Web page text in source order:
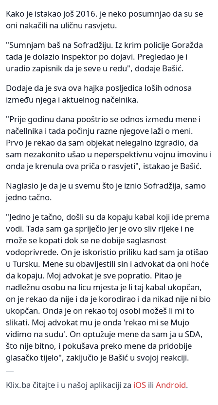
Kako je istakao još 2016. je neko posumnjao da su se
oni nakačili na uličnu rasvjetu.
"Sumnjam baš na Sofradžiju. Iz krim policije Goražda
tada je dolazio inspektor po dojavi. Pregledao je i
uradio zapisnik da je seve u redu", dodaje Bašić.
Dodaje da je sva ova hajka posljedica loših odnosa
između njega i aktuelnog načelnika.
"Prije godinu dana pooštrio se odnos između mene i
načellnika i tada počinju razne njegove laži o meni.
Prvo je rekao da sam objekat nelegalno izgradio, da
sam nezakonito ušao u neperspektivnu vojnu imovinu i
onda je krenula ova priča o rasvjeti", istakao je Bašić.
Naglasio je da je u svemu što je iznio Sofradžija, samo
jedno tačno.
"Jedno je tačno, došli su da kopaju kabal koji ide prema
vodi. Tada sam ga spriječio jer je ovo sliv rijeke i ne
može se kopati dok se ne dobije saglasnost
vodoprivrede. On je iskoristio priliku kad sam ja otišao
u Tursku. Mene su obavijestili sin i advokat da oni hoće
da kopaju. Moj advokat je sve popratio. Pitao je
nadležnu osobu na licu mjesta je li taj kabal ukopčan,
on je rekao da nije i da je korodirao i da nikad nije ni bio
ukopčan. Onda je on rekao toj osobi možeš li mi to
slikati. Moj advokat mu je onda 'rekao mi se Mujo
vidimo na sudu'. On optužuje mene da sam ja u SDA,
što nije bitno, i pokušava preko mene da pridobije
glasačko tijelo", zaključio je Bašić u svojoj reakciji.
Klix.ba čitajte i u našoj aplikaciji za iOS ili Android.